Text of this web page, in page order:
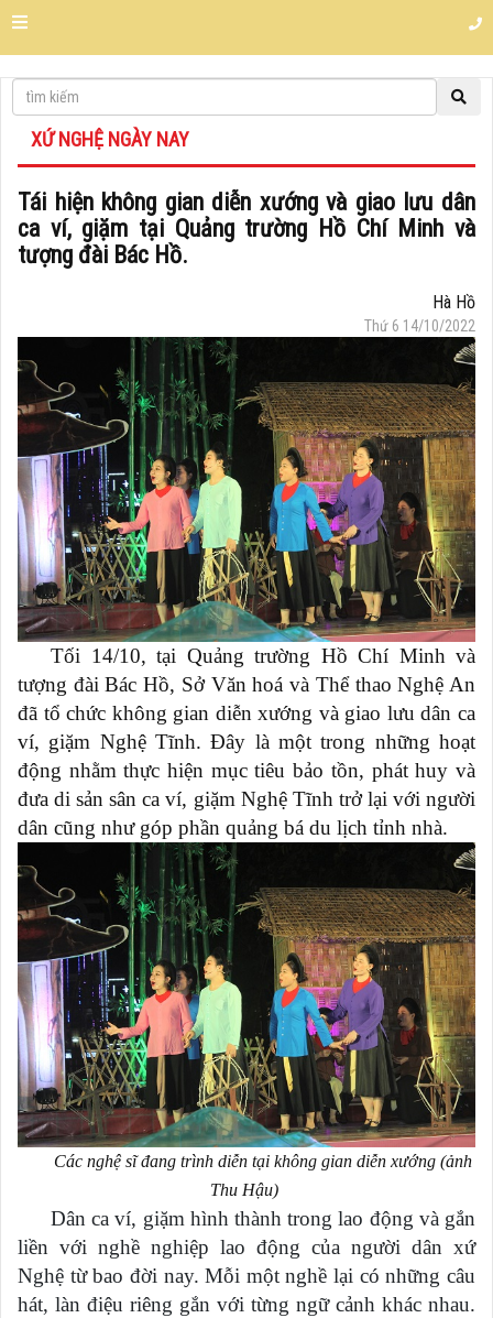
XỨ NGHỆ NGÀY NAY
Tái hiện không gian diễn xướng và giao lưu dân
ca ví, giặm tại Quảng trường Hồ Chí Minh và
tượng đài Bác Hồ.
Hà Hồ
Thứ 6 14/10/2022
Tối 14/10, tại Quảng trường Hồ Chí Minh và
tượng đài Bác Hồ, Sở Văn hoá và Thể thao Nghệ An
đã tổ chức không gian diễn xướng và giao lưu dân ca
ví, giặm Nghệ Tĩnh. Đây là một trong những hoạt
động nhằm thực hiện mục tiêu bảo tồn, phát huy và
đưa di sản sân ca ví, giặm Nghệ Tĩnh trở lại với người
dân cũng như góp phần quảng bá du lịch tỉnh nhà.
Các nghệ sĩ đang trình diễn tại không gian diễn xướng (ảnh
Thu Hậu)
Dân ca ví, giặm hình thành trong lao động và gắn
liền với nghề nghiệp lao động của người dân xứ
Nghệ từ bao đời nay. Mỗi một nghề lại có những câu
hát, làn điệu riêng gắn với từng ngữ cảnh khác nhau.